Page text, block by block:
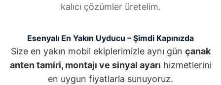
kalıcı çözümler üretelim.
Esenyalı En Yakın Uyducu – Şimdi Kapınızda
Size en yakın mobil ekiplerimizle aynı gün çanak
anten tamiri, montajı ve sinyal ayarı hizmetlerini
en uygun fiyatlarla sunuyoruz.